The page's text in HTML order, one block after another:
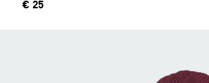
Τιμή
€ 25